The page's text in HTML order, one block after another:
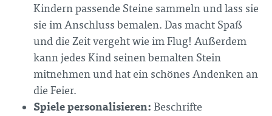
Kindern passende Steine sammeln und lass sie
sie im Anschluss bemalen. Das macht Spaß
und die Zeit vergeht wie im Flug! Außerdem
kann jedes Kind seinen bemalten Stein
mitnehmen und hat ein schönes Andenken an
die Feier.
Spiele personalisieren: Beschrifte